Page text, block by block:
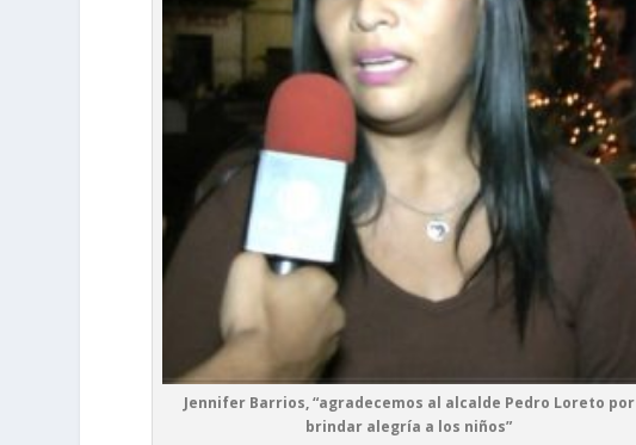
Jennifer Barrios, “agradecemos al alcalde Pedro Loreto por
brindar alegría a los niños”